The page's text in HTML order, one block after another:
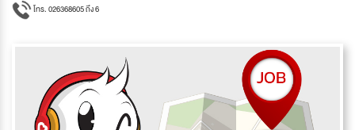
โทร. 026368605 ถึง 6